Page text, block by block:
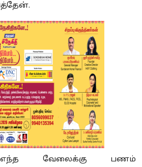
எந்த வேலைக்கு பணம்